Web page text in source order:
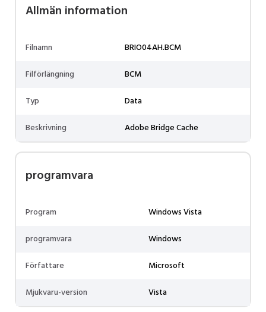
Allmän information
Filnamn
BRIO04AH.BCM
Filförlängning
BCM
Typ
Data
Beskrivning
Adobe Bridge Cache
programvara
Program
Windows Vista
programvara
Windows
Författare
Microsoft
Mjukvaru-version
Vista